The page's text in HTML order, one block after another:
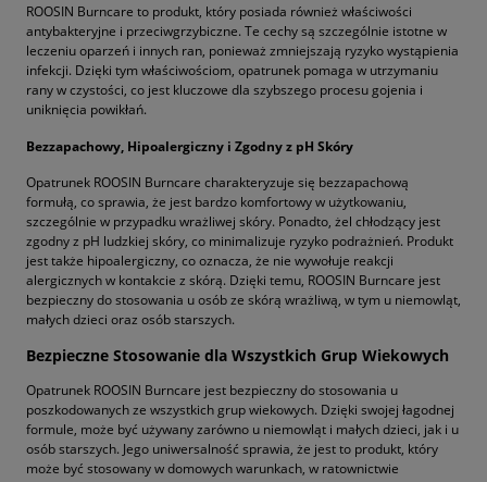
ROOSIN Burncare to produkt, który posiada również właściwości
antybakteryjne i przeciwgrzybiczne. Te cechy są szczególnie istotne w
leczeniu oparzeń i innych ran, ponieważ zmniejszają ryzyko wystąpienia
infekcji. Dzięki tym właściwościom, opatrunek pomaga w utrzymaniu
rany w czystości, co jest kluczowe dla szybszego procesu gojenia i
uniknięcia powikłań.
Bezzapachowy, Hipoalergiczny i Zgodny z pH Skóry
Opatrunek ROOSIN Burncare charakteryzuje się bezzapachową
formułą, co sprawia, że jest bardzo komfortowy w użytkowaniu,
szczególnie w przypadku wrażliwej skóry. Ponadto, żel chłodzący jest
zgodny z pH ludzkiej skóry, co minimalizuje ryzyko podrażnień. Produkt
jest także hipoalergiczny, co oznacza, że nie wywołuje reakcji
alergicznych w kontakcie z skórą. Dzięki temu, ROOSIN Burncare jest
bezpieczny do stosowania u osób ze skórą wrażliwą, w tym u niemowląt,
małych dzieci oraz osób starszych.
Bezpieczne Stosowanie dla Wszystkich Grup Wiekowych
Opatrunek ROOSIN Burncare jest bezpieczny do stosowania u
poszkodowanych ze wszystkich grup wiekowych. Dzięki swojej łagodnej
formule, może być używany zarówno u niemowląt i małych dzieci, jak i u
osób starszych. Jego uniwersalność sprawia, że jest to produkt, który
może być stosowany w domowych warunkach, w ratownictwie